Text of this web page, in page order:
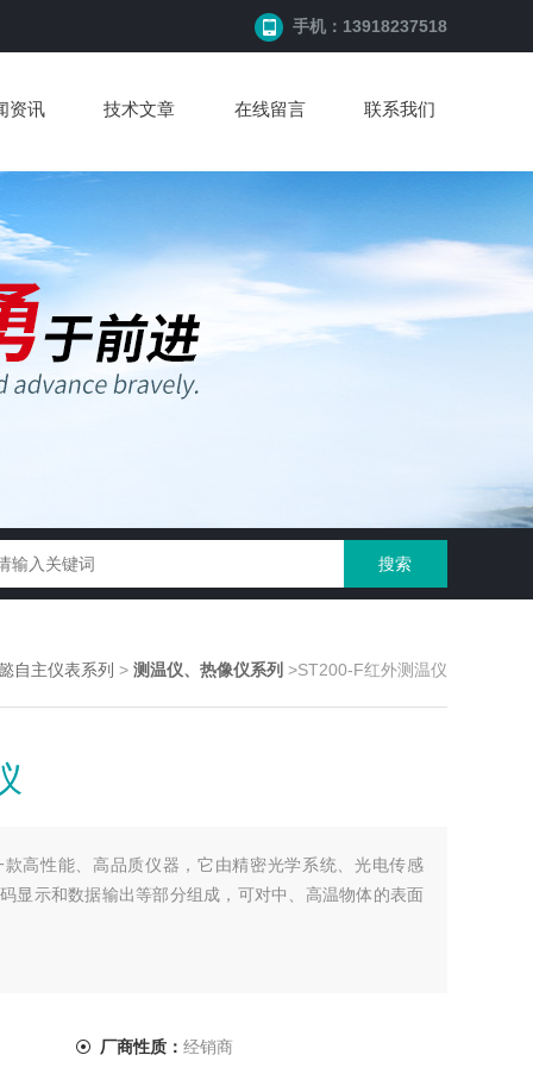
手机：13918237518
资讯 技术文章 在线留言 联系我们
自主仪表系列 > 测温仪、热像仪系列 >ST200-F红外测温仪
高性能、高品质仪器，它由精密光学系统、光电传感
显示和数据输出等部分组成，可对中、高温物体的表面
厂商性质： 经销商